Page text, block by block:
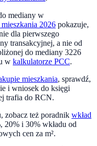
mediany w
2026 pokazuje,
dla pierwszego
transakcyjnej, a nie od
do mediany 3226
w kalkulatorze PCC.
mieszkania, sprawdź,
i wniosek do księgi
trafia do RCN.
zobacz też poradnik wkład
i 30% wkładu od
cen za m².